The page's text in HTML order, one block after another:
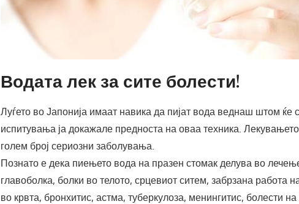
Водата лек за сите болести!
Луѓето во Јапонија имаат навика да пијат вода веднаш штом ќе
испитувања ја докажале предноста на оваа техника.
голем број сериозни заболувања.
Познато е дека пиењето вода на празен стомак делува во
главоболка, болки во телото, срцевиот ситем, забрзана работа
во крвта, бронхитис, астма, туберкулоза, менингитис, болести